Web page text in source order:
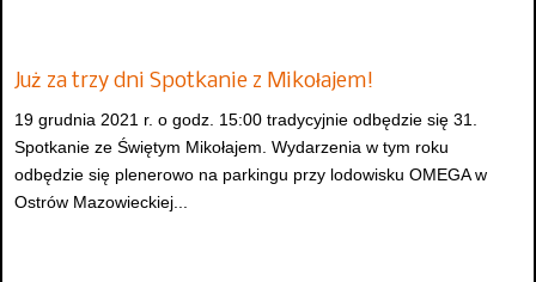
Już za trzy dni Spotkanie z Mikołajem!
19 grudnia 2021 r. o godz. 15:00 tradycyjnie odbędzie się 31.
Spotkanie ze Świętym Mikołajem. Wydarzenia w tym roku
odbędzie się plenerowo na parkingu przy lodowisku OMEGA w
Ostrów Mazowieckiej...